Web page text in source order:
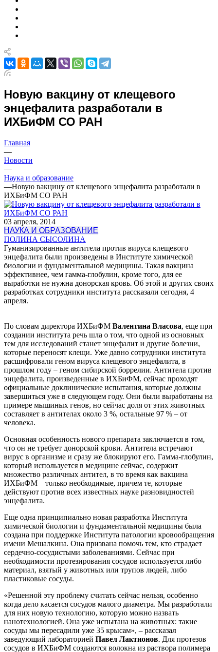
Новую вакцину от клещевого
энцефалита разработали в
ИХБиФМ СО РАН
Главная
—
Новости
—
Наука и образование
—Новую вакцину от клещевого энцефалита разработали в
ИХБиФМ СО РАН
03 апреля, 2014
НАУКА И ОБРАЗОВАНИЕ
ПОЛИНА СЫСОЛИНА
Гуманизированные антитела против вируса клещевого
энцефалита были произведены в Институте химической
биологии и фундаментальной медицины. Такая вакцина
эффективнее, чем гамма-глобулин, кроме того, для ее
выработки не нужна донорская кровь. Об этой и других своих
разработках сотрудники института рассказали сегодня, 4
апреля.
По словам директора ИХБиФМ Валентина Власова, еще при
создании института речь шла о том, что одной из основных
тем для исследований станет энцефалит и другие болезни,
которые переносят клещи. Уже давно сотрудники института
расшифровали геном вируса клещевого энцефалита, в
прошлом году – геном сибирской боррелии. Антитела против
энцефалита, произведенные в ИХБиФМ, сейчас проходят
официальные доклинические испытания, которые должны
завершиться уже в следующем году. Они были выработаны на
примере мышиных генов, но сейчас доля от этих животных
составляет в антителах около 3 %, остальные 97 % – от
человека.
Основная особенность нового препарата заключается в том,
что он не требует донорской крови. Антитела встречают
вирус в организме и сразу же блокируют его. Гамма-глобулин,
который используется в медицине сейчас, содержит
множество различных антител, в то время как вакцина
ИХБиФМ – только необходимые, причем те, которые
действуют против всех известных науке разновидностей
энцефалита.
Еще одна принципиально новая разработка Института
химической биологии и фундаментальной медицины была
создана при поддержке Института патологии кровообращения
имени Мешалкина. Она призвана помочь тем, кто страдает
сердечно-сосудистыми заболеваниями. Сейчас при
необходимости протезирования сосудов используется либо
материал, взятый у животных или трупов людей, либо
пластиковые сосуды.
«Решенной эту проблему считать сейчас нельзя, особенно
когда дело касается сосудов малого диаметра. Мы разработали
для них новую технологию, которую можно назвать
нанотехнологией. Она уже испытана на животных: такие
сосуды мы пересадили уже 35 крысам», – рассказал
заведующий лабораторией Павел Лактионов. Для протезов
сосудов в ИХБиФМ создаются волокна из раствора полимера